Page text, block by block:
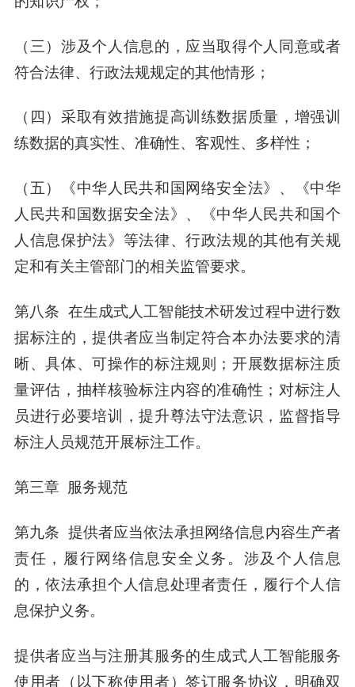
（三）涉及个人信息的，应当取得个人同意或者
符合法律、行政法规规定的其他情形；
（四）采取有效措施提高训练数据质量，增强训
练数据的真实性、准确性、客观性、多样性；
（五）《中华人民共和国网络安全法》、《中华
人民共和国数据安全法》、《中华人民共和国个
人信息保护法》等法律、行政法规的其他有关规
定和有关主管部门的相关监管要求。
第八条 在生成式人工智能技术研发过程中进行数
据标注的，提供者应当制定符合本办法要求的清
晰、具体、可操作的标注规则；开展数据标注质
量评估，抽样核验标注内容的准确性；对标注人
员进行必要培训，提升尊法守法意识，监督指导
标注人员规范开展标注工作。
第三章 服务规范
第九条 提供者应当依法承担网络信息内容生产者
责任，履行网络信息安全义务。涉及个人信息
的，依法承担个人信息处理者责任，履行个人信
息保护义务。
提供者应当与注册其服务的生成式人工智能服务
使用者（以下称使用者）签订服务协议，明确双